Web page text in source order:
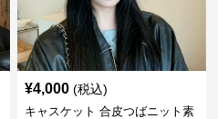
¥4,000 (税込)
キャスケット 合皮つばニット素